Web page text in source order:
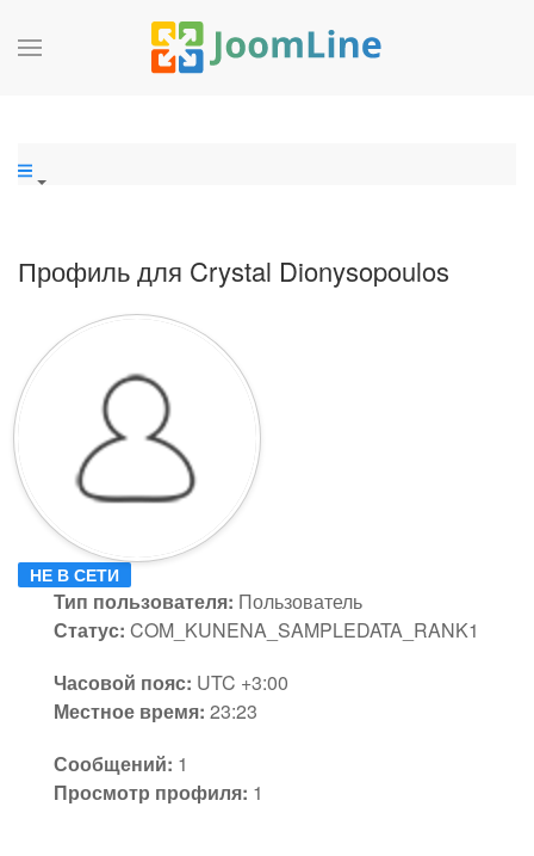
Профиль для Crystal Dionysopoulos
НЕ В СЕТИ
Тип пользователя: Пользователь
Статус: COM_KUNENA_SAMPLEDATA_RANK1
Часовой пояс: UTC +3:00
Местное время: 23:23
Сообщений: 1
Просмотр профиля: 1